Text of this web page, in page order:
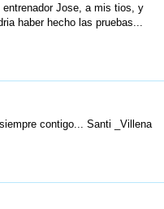
Jose, a mis tios, y
haber hecho las pruebas...
contigo... Santi _Villena